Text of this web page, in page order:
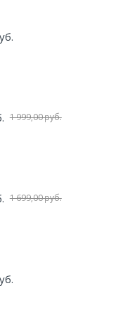
1 999,00 руб.
1 699,00 руб.